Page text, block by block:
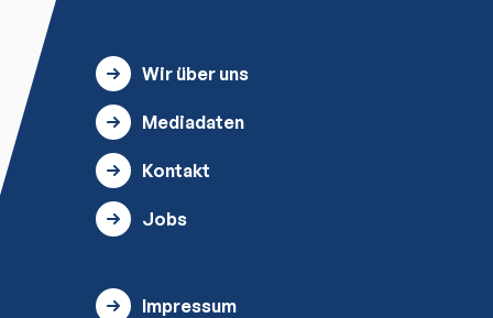
Wir über uns
Mediadaten
Kontakt
Jobs
Impressum